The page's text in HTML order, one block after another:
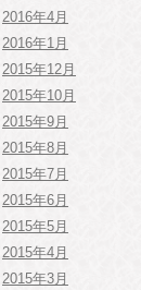
2016年4月
2016年1月
2015年12月
2015年10月
2015年9月
2015年8月
2015年7月
2015年6月
2015年5月
2015年4月
2015年3月